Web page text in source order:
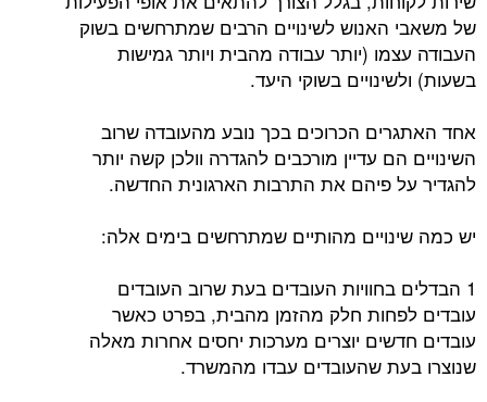
של משאבי האנוש לשינויים הרבים שמתרחשים בשוק
העבודה עצמו (יותר עבודה מהבית ויותר גמישות
בשעות) ולשינויים בשוקי היעד.
אחד האתגרים הכרוכים בכך נובע מהעובדה שרוב
השינויים הם עדיין מורכבים להגדרה וולכן קשה יותר
להגדיר על פיהם את התרבות הארגונית החדשה.
יש כמה שינויים מהותיים שמתרחשים בימים אלה:
1 הבדלים בחוויות העובדים בעת שרוב העובדים
עובדים לפחות חלק מהזמן מהבית, בפרט כאשר
עובדים חדשים יוצרים מערכות יחסים אחרות מאלה
שנוצרו בעת שהעובדים עבדו מהמשרד.